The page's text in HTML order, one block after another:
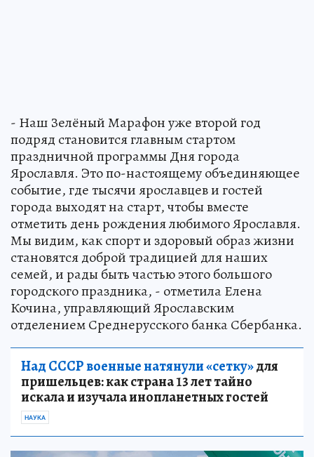
- Наш Зелёный Марафон уже второй год
подряд становится главным стартом
праздничной программы Дня города
Ярославля. Это по-настоящему объединяющее
событие, где тысячи ярославцев и гостей
города выходят на старт, чтобы вместе
отметить день рождения любимого Ярославля.
Мы видим, как спорт и здоровый образ жизни
становятся доброй традицией для наших
семей, и рады быть частью этого большого
городского праздника, - отметила Елена
Кочина, управляющий Ярославским
отделением Среднерусского банка Сбербанка.
Над СССР военные натянули «сетку»для
пришельцев: как страна 13 лет тайно
искала и изучала инопланетных гостей
НАУКА